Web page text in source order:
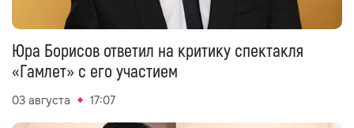
Юра Борисов ответил на критику спектакля
«Гамлет» с его участием
03 августа 17:07